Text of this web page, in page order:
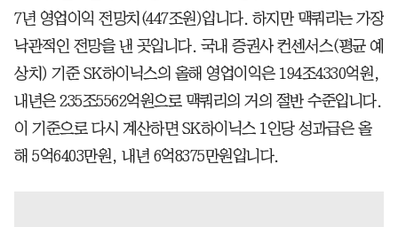
7년 영업이익 전망치(447조원)입니다. 하지만 맥쿼리는 가장
낙관적인 전망을 낸 곳입니다. 국내 증권사 컨센서스(평균 예
상치) 기준 SK하이닉스의 올해 영업이익은 194조4330억원,
내년은 235조5562억원으로 맥쿼리의 거의 절반 수준입니다.
이 기준으로 다시 계산하면 SK하이닉스 1인당 성과급은 올
해 5억6403만원, 내년 6억8375만원입니다.